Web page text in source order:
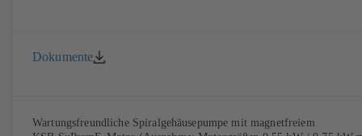
Dokumente
Wartungsfreundliche Spiralgehäusepumpe mit magnetfreiem